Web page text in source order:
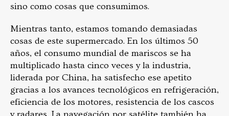
sino como cosas que consumimos.
Mientras tanto, estamos tomando demasiadas
cosas de este supermercado. En los últimos 50
años, el consumo mundial de mariscos se ha
multiplicado hasta cinco veces y la industria,
liderada por China, ha satisfecho ese apetito
gracias a los avances tecnológicos en refrigeración,
eficiencia de los motores, resistencia de los cascos